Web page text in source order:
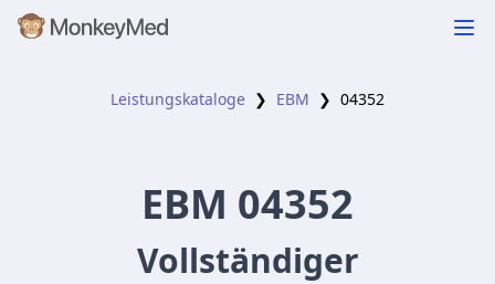
Leistungskataloge ❯ EBM ❯ 04352
EBM 04352
Vollständiger